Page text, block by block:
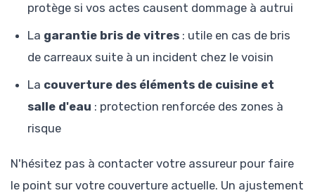
protège si vos actes causent dommage à autrui
La garantie bris de vitres : utile en cas de bris
de carreaux suite à un incident chez le voisin
La couverture des éléments de cuisine et
salle d'eau : protection renforcée des zones à
risque
N'hésitez pas à contacter votre assureur pour faire
le point sur votre couverture actuelle. Un ajustement